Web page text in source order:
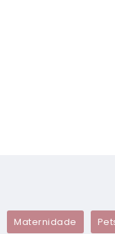
Maternidade